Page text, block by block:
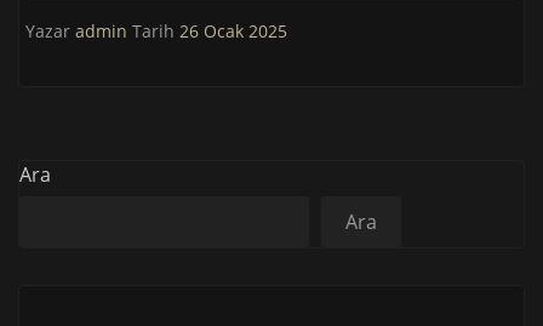
Yazar admin Tarih 26 Ocak 2025
Ara
Ara